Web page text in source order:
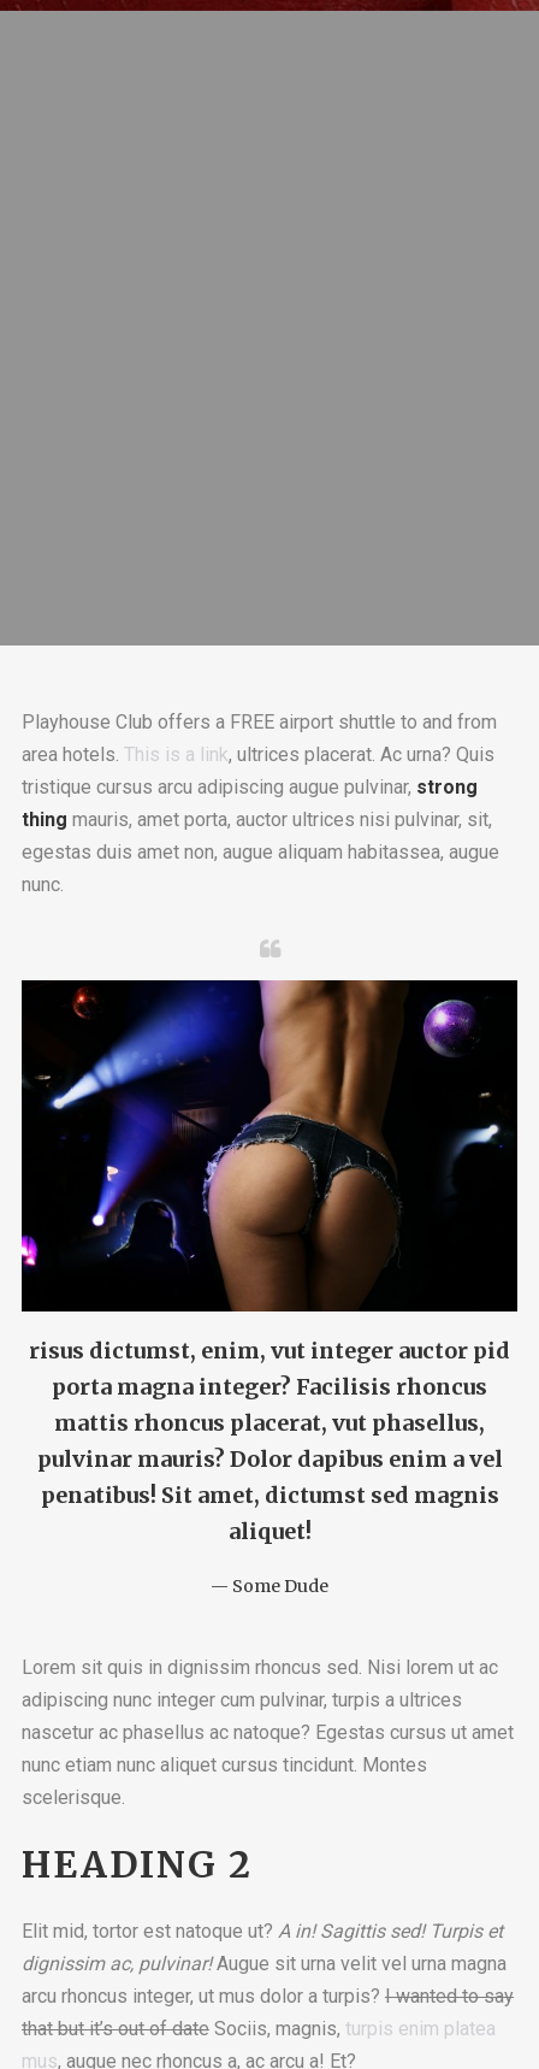
Playhouse Club offers a FREE airport shuttle to and from
area hotels. This is a link, ultrices placerat. Ac urna? Quis
tristique cursus arcu adipiscing augue pulvinar, strong
thing mauris, amet porta, auctor ultrices nisi pulvinar, sit,
egestas duis amet non, augue aliquam habitassea, augue
nunc.
risus dictumst, enim, vut integer auctor pid
porta magna integer? Facilisis rhoncus
mattis rhoncus placerat, vut phasellus,
pulvinar mauris? Dolor dapibus enim a vel
penatibus! Sit amet, dictumst sed magnis
aliquet!
Some Dude
Lorem sit quis in dignissim rhoncus sed. Nisi lorem ut ac
adipiscing nunc integer cum pulvinar, turpis a ultrices
nascetur ac phasellus ac natoque? Egestas cursus ut amet
nunc etiam nunc aliquet cursus tincidunt. Montes
scelerisque.
HEADING 2
Elit mid, tortor est natoque ut? A in! Sagittis sed! Turpis et
dignissim ac, pulvinar!Augue sit urna velit vel urna magna
arcu rhoncus integer, ut mus dolor a turpis? I wanted to say
that but it’s out of dateSociis, magnis, turpis enim platea
mus, augue nec rhoncus a, ac arcu a! Et?